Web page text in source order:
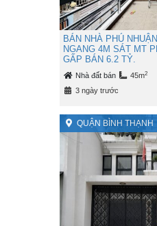
BÁN NHÀ PHÚ
NGANG 4M SÁT MT
GẤP BÁN 6.2 TỶ.
Nhà đất bán 45m2
3 ngày trước
QUẬN BÌNH THẠNH